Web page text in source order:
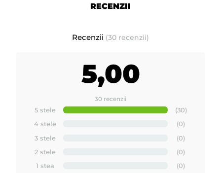
RECENZII
Recenzii (30 recenzii)
5,00
30 recenzii
5 stele
(30)
4 stele
(0)
3 stele
(0)
2 stele
(0)
1 stea
(0)